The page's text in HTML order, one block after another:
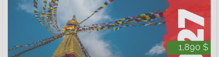
1,890 $